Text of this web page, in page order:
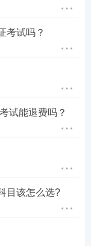
考试吗？
试能退费吗？
目该怎么选?